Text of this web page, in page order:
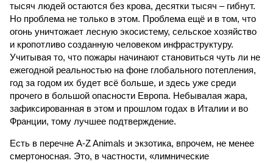
тысяч людей остаются без крова, десятки тысяч – гибнут.
Но проблема не только в этом. Проблема ещё и в том, что
огонь уничтожает лесную экосистему, сельское хозяйство
и кропотливо созданную человеком инфраструктуру.
Учитывая то, что пожары начинают становиться чуть ли не
ежегодной реальностью на фоне глобального потепления,
год за годом их будет всё больше, и здесь уже среди
прочего в большой опасности Европа. Небывалая жара,
зафиксированная в этом и прошлом годах в Италии и во
Франции, тому лучшее подтверждение.
Есть в перечне A-Z Animals и экзотика, впрочем, не менее
смертоносная. Это, в частности, «лимнические